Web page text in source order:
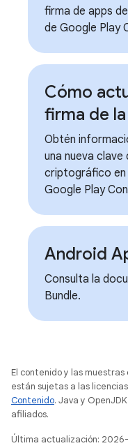
firma de apps
de Google Play
Cómo
firma de
Obtén
una nueva clave
criptográfico en
Google Play
Android
Consulta la
Bundle.
El contenido y las
están sujetas a las
Contenido. Java y
afiliados.
Última actualización: